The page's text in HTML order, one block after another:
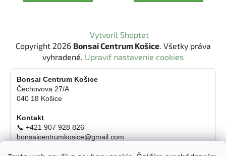
Vytvoril Shoptet
Copyright 2026 Bonsai Centrum Košice. Všetky práva
vyhradené. Upraviť nastavenie cookies
Bonsai Centrum Košice
Čechovova 27/A
040 18 Košice
Kontakt
📞 +421 907 928 826
bonsaicentrumkosice@gmail.com